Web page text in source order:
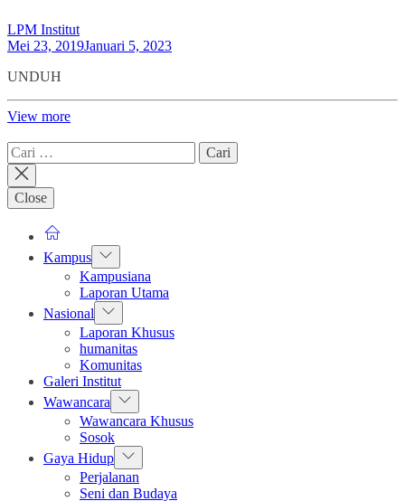
LPM Institut
Mei 23, 2019Januari 5, 2023
UNDUH
View more
Cari
untuk:
Close
Kampus Show
sub
menu
Kampusiana
Laporan Utama
Nasional Show
sub
menu
Laporan Khusus
humanitas
Komunitas
Galeri Institut
Wawancara Show
sub
menu
Wawancara Khusus
Sosok
Gaya Hidup Show
sub
menu
Perjalanan
Seni dan Budaya